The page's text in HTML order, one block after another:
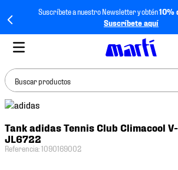
Suscríbete a nuestro Newsletter y obtén10%
Suscríbete aquí
Buscar productos
Tank adidas Tennis Club Climacool
JL6722
Referencia:1090169002
BUSCADOS
1.
tenis mujer